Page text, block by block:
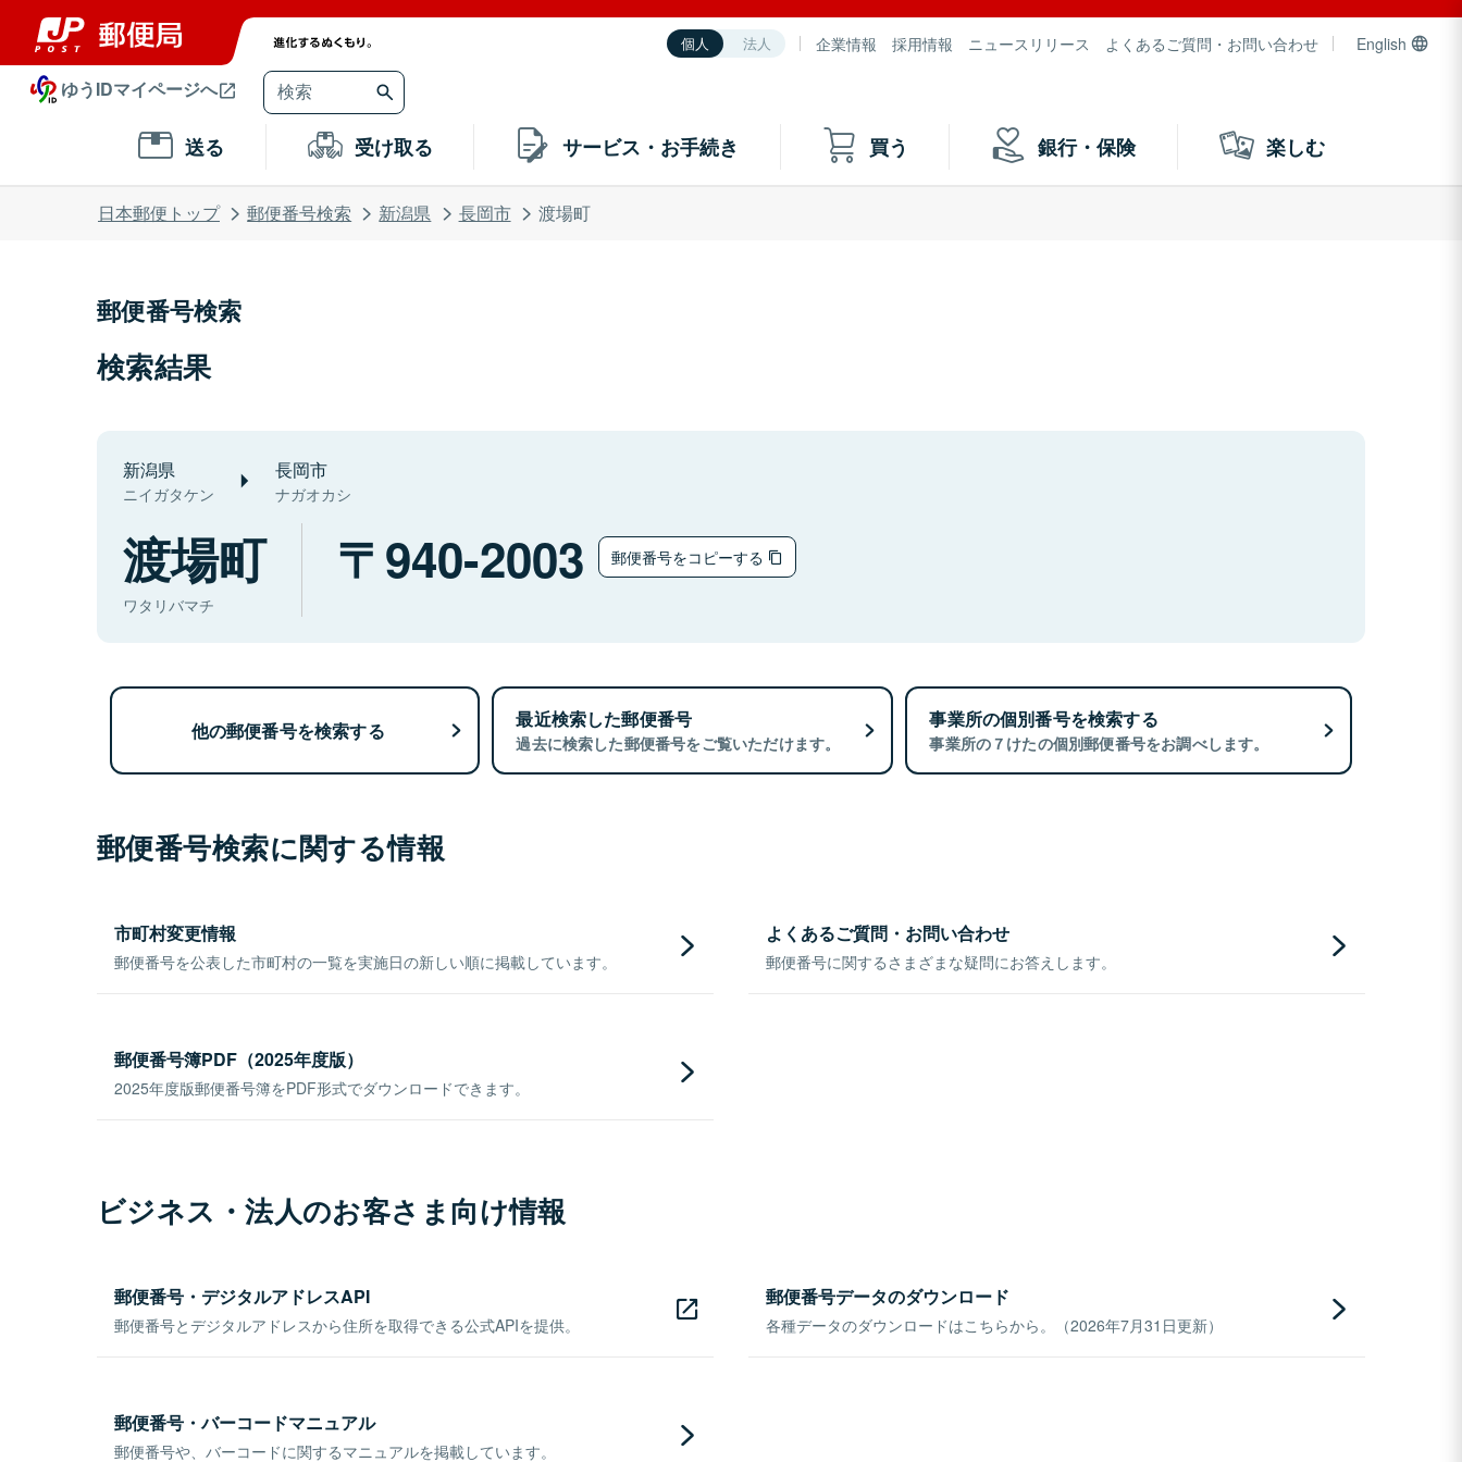
個人 法人 企業情報 採用情報 ニュースリリース よくあるご質問・お問い合わせ English
ゆうIDマイページへ
送る 受け取る サービス・お手続き 買う 銀行・保険 楽しむ
日本郵便トップ 郵便番号検索 新潟県 長岡市 渡場町
郵便番号検索
検索結果
新潟県
ニイガタケン
長岡市
ナガオカシ
渡場町
ワタリバマチ
940-2003 郵便番号をコピーする
他の郵便番号を検索する 最近検索した郵便番号
過去に検索した郵便番号をご覧いただけます。
事業所の個別番号を検索する
事業所の７けたの個別郵便番号をお調べします。
郵便番号検索に関する情報
市町村変更情報
郵便番号を公表した市町村の一覧を実施日の新しい順に掲載しています。
よくあるご質問・お問い合わせ
郵便番号に関するさまざまな疑問にお答えします。
郵便番号簿PDF（2025年度版）
2025年度版郵便番号簿をPDF形式でダウンロードできます。
ビジネス・法人のお客さま向け情報
郵便番号・デジタルアドレスAPI
郵便番号とデジタルアドレスから住所を取得できる公式APIを提供。
郵便番号データのダウンロード
各種データのダウンロードはこちらから。（2026年7月31日更新）
郵便番号・バーコードマニュアル
郵便番号や、バーコードに関するマニュアルを掲載しています。